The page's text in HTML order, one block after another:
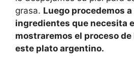
grasa. Luego procedemos
ingredientes que necesita
mostraremos el proceso
este plato argentino.